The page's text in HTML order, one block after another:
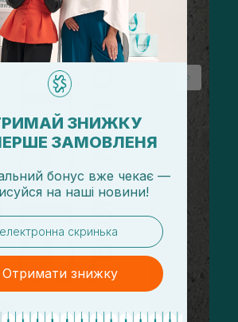
ЗНИЖКУ
ЗАМОВЛЕНЯ
бонус вже чекає —
на наші новини!
Отримати знижку